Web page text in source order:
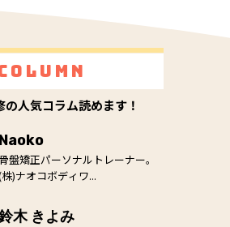
の人気コラム読めます！
Naoko
骨盤矯正パーソナルトレーナー。
)ナオコボディワ...
木 きよみ